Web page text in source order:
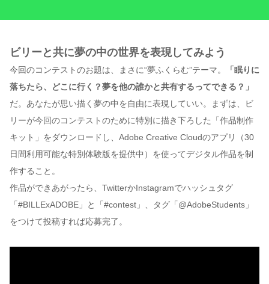
ビリーと共に夢の中の世界を表現してみよう
今回のコンテストのお題は、まさに“夢ふくらむ”テーマ。
「眠りに
落ちたら、どこに行く？夢を他の誰かと共有するってできる？」
だ。あなたが思い描く夢の中を自由に表現していい。まずは、ビ
リーが今回のコンテストのために特別に描き下ろした「作品制作
キット」をダウンロードし、Adobe Creative Cloudのアプリ（30
日間利用可能な特別体験版を提供中）を使ってデジタル作品を制
作すること。
作品ができあがったら、TwitterかInstagramでハッシュタグ
「#BILLExADOBE」と「#contest」、タグ「@AdobeStudents」
をつけて投稿すれば応募完了。